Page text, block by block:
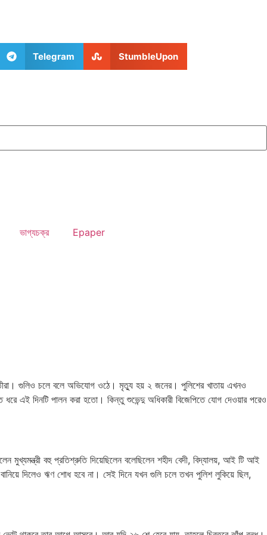
Telegram StumbleUpon
ভাগ্যচক্র Epaper
গুলিও চলে বলে অভিযোগ ওঠে। মৃত্যু হয় ২ জনের। পুলিশের খাতায় এখনও
ধরে এই দিনটি পালন করা হতো। কিন্তু শুভেন্দু অধিকারী বিজেপিতে যোগ দেওয়ার পরেও
মুখ্যমন্ত্রী বহু প্রতিশ্রুতি দিয়েছিলেন বলেছিলেন শহীদ বেদী, বিদ্যালয়, আই টি আই
বানিয়ে দিলেও ঋণ শোধ হবে না। সেই দিনে যখন গুলি চলে তখন পুলিশ লুকিয়ে ছিল,